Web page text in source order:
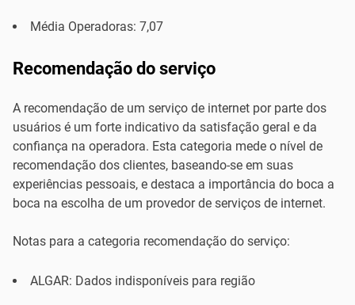
Média Operadoras: 7,07
Recomendação do serviço
A recomendação de um serviço de internet por parte dos
usuários é um forte indicativo da satisfação geral e da
confiança na operadora. Esta categoria mede o nível de
recomendação dos clientes, baseando-se em suas
experiências pessoais, e destaca a importância do boca a
boca na escolha de um provedor de serviços de internet.
Notas para a categoria recomendação do serviço:
ALGAR: Dados indisponíveis para região